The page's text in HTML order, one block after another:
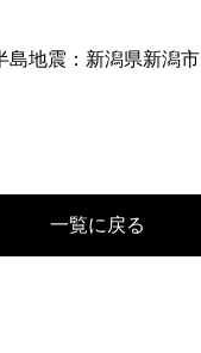
島地震：新潟県新潟市
一覧に戻る